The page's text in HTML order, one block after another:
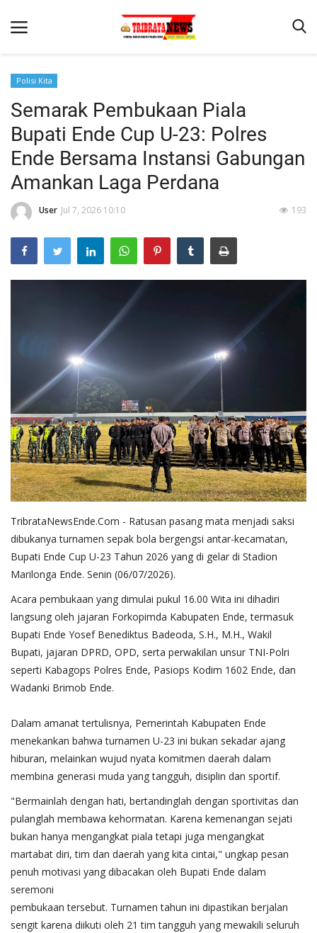
Beranda
Terms & Conditions
Lantas
Mitra Polisi
Polisi Kita
Semarak Pembukaan Piala
Bupati Ende Cup U-23: Polres
Ende Bersama Instansi Gabungan
Amankan Laga Perdana
User Jul 7, 2026 10:10 193
TribrataNewsEnde.Com - Ratusan pasang mata menjadi saksi
dibukanya turnamen sepak bola bergengsi antar-kecamatan,
Bupati Ende Cup U-23 Tahun 2026 yang di gelar di Stadion
Marilonga Ende. Senin (06/07/2026).
​Acara pembukaan yang dimulai pukul 16.00 Wita ini dihadiri
langsung oleh jajaran Forkopimda Kabupaten Ende, termasuk
Bupati Ende Yosef Benediktus Badeoda, S.H., M.H., Wakil
Bupati, jajaran DPRD, OPD, serta perwakilan unsur TNI-Polri
seperti Kabagops Polres Ende, Pasiops Kodim 1602 Ende, dan
Wadanki Brimob Ende.
​Dalam amanat tertulisnya, Pemerintah Kabupaten Ende
menekankan bahwa turnamen U-23 ini bukan sekadar ajang
hiburan, melainkan wujud nyata komitmen daerah dalam
membina generasi muda yang tangguh, disiplin dan sportif.
​"Bermainlah dengan hati, bertandinglah dengan sportivitas dan
pulanglah membawa kehormatan. Karena kemenangan sejati
bukan hanya mengangkat piala tetapi juga mengangkat
martabat diri, tim dan daerah yang kita cintai," ungkap pesan
penuh motivasi yang dibacakan oleh Bupati Ende dalam
seremoni
pembukaan tersebut. Turnamen tahun ini dipastikan berjalan
sengit karena diikuti oleh 21 tim tangguh yang mewakili seluruh